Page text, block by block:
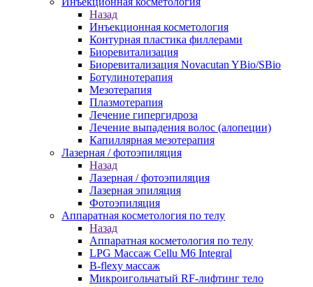
Назад
Инъекционная косметология
Контурная пластика филлерами
Биоревитализация
Биоревитализация Novacutan YBio/SBio
Ботулинотерапия
Мезотерапия
Плазмотерапия
Лечение гипергидроза
Лечение выпадения волос (алопеции)
Капиллярная мезотерапия
Лазерная / фотоэпиляция
Назад
Лазерная / фотоэпиляция
Лазерная эпиляция
Фотоэпиляция
Аппаратная косметология по телу
Назад
Аппаратная косметология по телу
LPG Массаж Cellu M6 Integral
B-flexy массаж
Микроигольчатый RF-лифтинг тело